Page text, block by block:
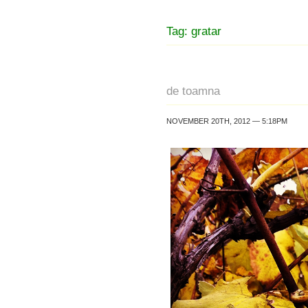
Tag: gratar
de toamna
NOVEMBER 20TH, 2012 — 5:18PM